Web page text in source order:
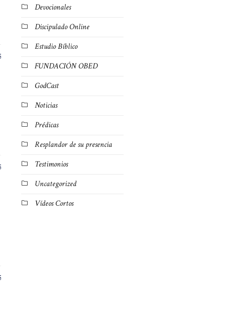
Devocionales
Discipulado Online
Estudio Bíblico
FUNDACIÓN OBED
GodCast
Noticias
Prédicas
Resplandor de su presencia
Testimonios
Uncategorized
Vídeos Cortos